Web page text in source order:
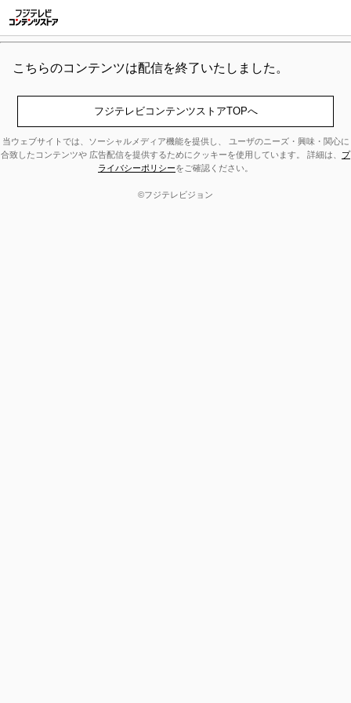
こちらのコンテンツは配信を終了いたしました。
当ウェブサイトでは、ソーシャルメディア機能を提供し、 ユーザのニーズ・興味・関心に
合致したコンテンツや 広告配信を提供するためにクッキーを使用しています。 詳細は、 プ
ライバシーポリシーをご確認ください。
©フジテレビジョン